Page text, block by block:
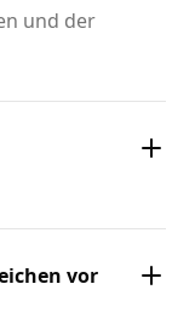
und der
vor